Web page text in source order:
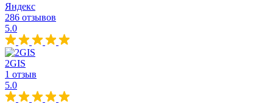
Яндекс
286 отзывов
5.0
2GIS
1 отзыв
5.0